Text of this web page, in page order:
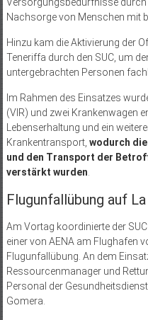
Versorgungsbedürfnisse durch
Nachsorge von Menschen mit
Hinzu kam die Aktivierung der
Teneriffa durch den SUC, um
untergebrachten Personen
Im Rahmen des Einsatzes
(VIR) und zwei Krankenwagen
Lebenserhaltung und ein
Krankentransport, wodurch
und den Transport der
verstärkt wurden.
Flugunfallübung auf
Am Vortag koordinierte der
einer von AENA am Flughafen
Flugunfallübung. An dem
Ressourcenmanager und
Personal der
Gomera.